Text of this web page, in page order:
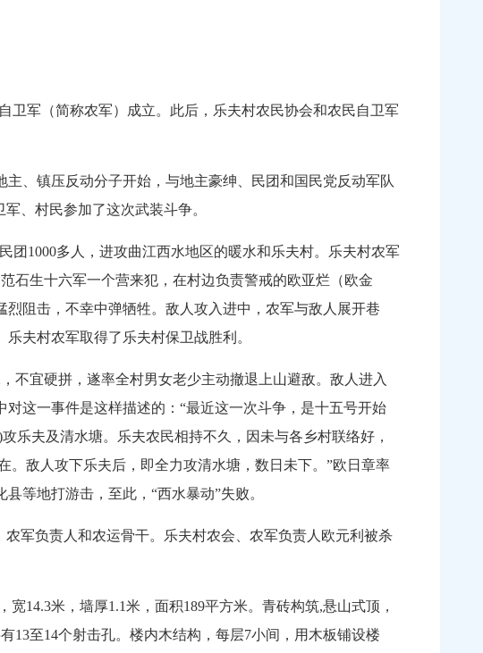
军（简称农军）成立。此后，乐夫村农民协会和农民自卫军
、镇压反动分子开始，与地主豪绅、民团和国民党反动军队
、村民参加了这次武装斗争。
1000多人，进攻曲江西水地区的暖水和乐夫村。乐夫村农军
石生十六军一个营来犯，在村边负责警戒的欧亚烂（欧金
阻击，不幸中弹牺牲。敌人攻入进中，农军与敌人展开巷
夫村农军取得了乐夫村保卫战胜利。
宜硬拼，遂率全村男女老少主动撤退上山避敌。敌人进入
这一事件是这样描述的：“最近这一次斗争，是十五号开始
乐夫及清水塘。乐夫农民相持不久，因未与各乡村联络好，
。敌人攻下乐夫后，即全力攻清水塘，数日未下。”欧日章率
等地打游击，至此，“西水暴动”失败。
军负责人和农运骨干。乐夫村农会、农军负责人欧元利被杀
宽14.3米，墙厚1.1米，面积189平方米。青砖构筑,悬山式顶，
13至14个射击孔。楼内木结构，每层7小间，用木板铺设楼